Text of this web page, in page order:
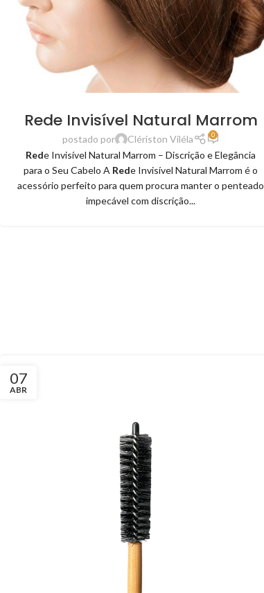
Rede Invisível Natural Marrom
postado por Clériston Viléla 0
Rede Invisível Natural Marrom – Discrição e Elegância
para o Seu Cabelo A Rede Invisível Natural Marrom é o
acessório perfeito para quem procura manter o penteado
impecável com discrição...
07
ABR